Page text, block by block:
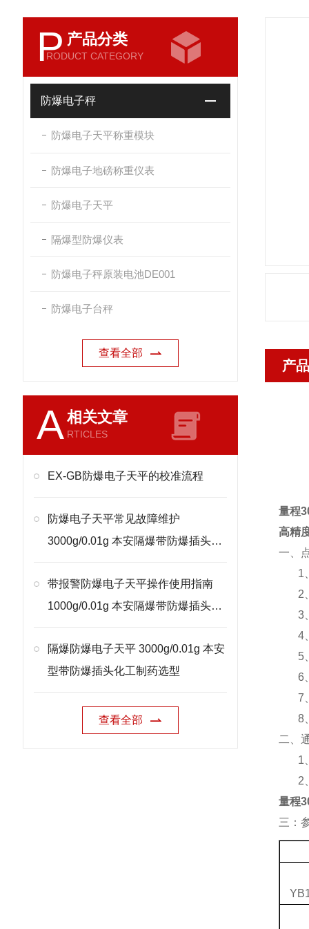
P 产品分类
RODUCT CATEGORY
防爆电子秤
防爆电子天平称重模块
防爆电子地磅称重仪表
防爆电子天平
隔爆型防爆仪表
防爆电子秤原装电池DE001
防爆电子台秤
查看全部
A相关文章
RTICLES
EX-GB防爆电子天平的校准流程
防爆电子天平常见故障维护
3000g/0.01g 本安隔爆带防爆插头处
带报警防爆电子天平操作使用指南
1000g/0.01g 本安隔爆带防爆插头校
隔爆防爆电子天平 3000g/0.01g 本安
型带防爆插头化工制药选型
查看全部
产
量程
高精
一、
1
2
3
4
5
6
7
8
二、
1
2
量程
三：